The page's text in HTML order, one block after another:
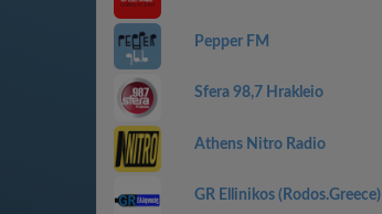
Pepper FM
Sfera 98,7 Hrakleio
Athens Nitro Radio
GR Ellinikos (Rodos.Greece)